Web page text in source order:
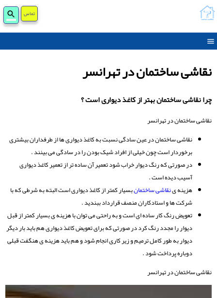
تماس
نقاشی ساختمان در تهرانسر
چرا نقاشی ساختمان بهتر از کاغذ دیواری است ؟
نقاشی ساختمان در تهرانسر
نقاشی ساختمان در عین سادگی نسبت به کاغذ دیواری ها از طرفداران بیشتری
برخوردار است چون خیلی از افراد شیک بودن را در سادگی می بینند .
در صورتی که رنگ دیوار خراب شود تعمیر آن ساده تر از تعمیر کاغذ دیواری
آسیب دیده است .
هزینه ینقاشی ساختمانبسیار کمتر از کاغذ دیواری است البته به شرطی که با
شرکت ها و استادکاران منصف قرارداد ببندید .
تعویض رنگ کار ساده ای است و به راحتی می توان با هزینه ی بسیار کمتر از قبل
دیوار را مجدد رنگ کرد در صورتی که برای تعویض کاغذ دیواری هم باید بار دیگر
دیوار به طور کامل ترمیم و زیر کاری انجام شود و هم باید هزینه ی هنگفت قبلی
دوباره پرداخت شود .
نقاشی ساختمان در تهرانسر